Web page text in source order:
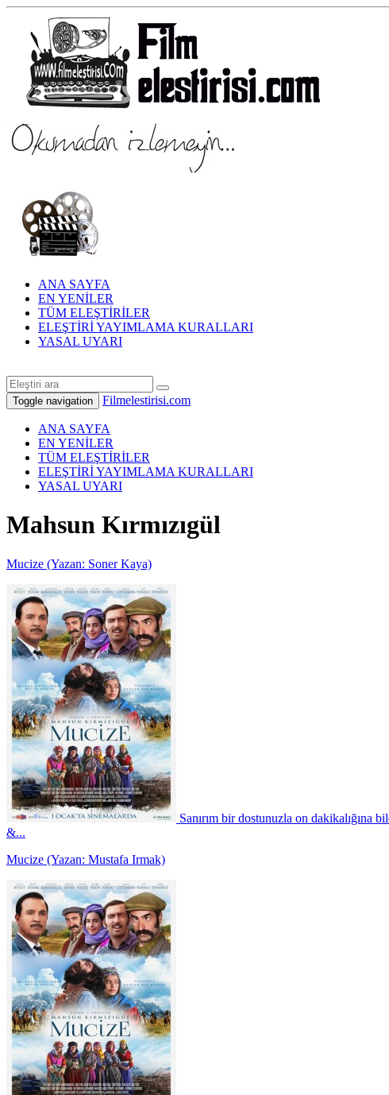
ANA SAYFA
EN YENİLER
TÜM ELEŞTİRİLER
ELEŞTİRİ YAYIMLAMA KURALLARI
YASAL UYARI
Toggle navigation Filmelestirisi.com
ANA SAYFA
EN YENİLER
TÜM ELEŞTİRİLER
ELEŞTİRİ YAYIMLAMA KURALLARI
YASAL UYARI
Mahsun Kırmızıgül
Mucize (Yazan: Soner Kaya)
Sanırım bir dostunuzla on dakikalığına
&...
Mucize (Yazan: Mustafa Irmak)